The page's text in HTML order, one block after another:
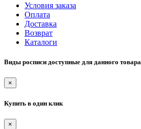
Условия заказа
Оплата
Доставка
Возврат
Каталоги
Виды росписи доступные для данного товара
×
Купить в один клик
×